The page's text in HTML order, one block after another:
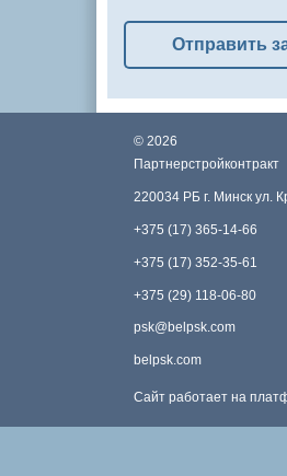
Отправить
© 2026
Партнерстройконтракт
220034 РБ г. Минск ул.
+375 (17) 365-14-66
+375 (17) 352-35-61
+375 (29) 118-06-80
psk@belpsk.com
belpsk.com
Сайт работает на